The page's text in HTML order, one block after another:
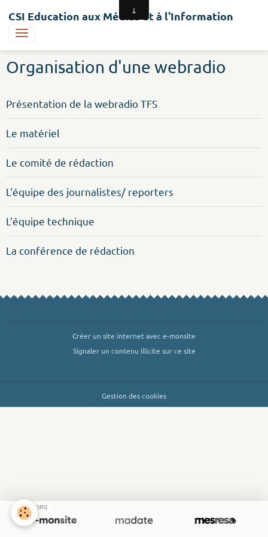
CSI Education aux Médias et à l'Information
Organisation d'une webradio
Présentation de la webradio TFS
Le matériel
Le comité de rédaction
L'équipe des journalistes/ reporters
L'équipe technique
La conférence de rédaction
Créer un site internet avec e-monsite
Signaler un contenu illicite sur ce site
Gestion des cookies
SPONSORS